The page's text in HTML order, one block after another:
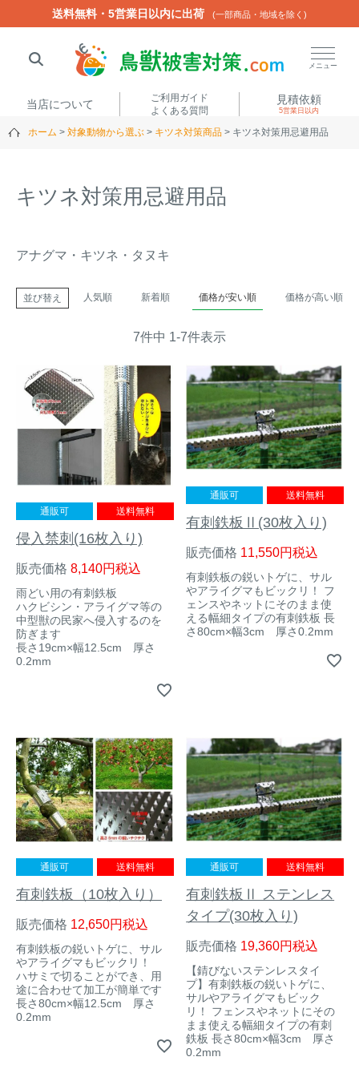
送料無料・5営業日以内に出荷 (一部商品・地域を除く)
メニュー
当店について
ご利用ガイド
よくある質問
見積依頼
5営業日以内
ホーム 対象動物から選ぶ キツネ対策商品 キツネ対策用忌避用品
キツネ対策用忌避用品
アナグマ・キツネ・タヌキ
並び替え 人気順 新着順 価格が安い順 価格が高い順
7件中 1-7件表示
通販可 送料無料
侵入禁刺(16枚入り)
販売価格 8,140 税込
雨どい用の有刺鉄板
ハクビシン・アライグマ等の
中型獣の民家へ侵入するのを
防ぎます
長さ19cm×幅12.5cm 厚さ
0.2mm
通販可 送料無料
有刺鉄板Ⅱ(30枚入り)
販売価格 11,550 税込
有刺鉄板の鋭いトゲに、サル
やアライグマもビックリ！ フ
ェンスやネットにそのまま使
える幅細タイプの有刺鉄板 長
さ80cm×幅3cm 厚さ0.2mm
通販可 送料無料
有刺鉄板（10枚入り）
販売価格 12,650 税込
有刺鉄板の鋭いトゲに、サル
やアライグマもビックリ！
ハサミで切ることができ、用
途に合わせて加工が簡単です
長さ80cm×幅12.5cm 厚さ
0.2mm
通販可 送料無料
有刺鉄板Ⅱ ステンレス
タイプ(30枚入り)
販売価格 19,360 税込
【錆びないステンレスタイ
プ】有刺鉄板の鋭いトゲに、
サルやアライグマもビック
リ！ フェンスやネットにその
まま使える幅細タイプの有刺
鉄板 長さ80cm×幅3cm 厚さ
0.2mm
送料無料・5営業日以内に出荷 (一部商品・地域を除く)
閉じる
いのししくんTREL4G-Rアニマルネット2300
トレイルカメラ （セン
サーカメラ）
屋外防犯・監視カメ
ラ（SDカード録画）
ICT・IoT機器
（捕獲通
金網柵
ュ柵等）
箱わな（イノシシ・シ
カ・サル等）
箱わな
防獣・防鳥ネット
くくり罠（イノシシ・
シカ等）
苗木食害防止材
忌避用品
漁網
動物の種類から対策商品を選ぶ
イノシシ対策
シカ対策
アライグマ対策
サル対策
ハクビシン対策
キツネ対策
タイワンリス対策
イタチ・テン・
ヌートリア対策
ネズミ・モグラ対策
鳥・カラス対策
ブラックバス・
ブルーギル対策